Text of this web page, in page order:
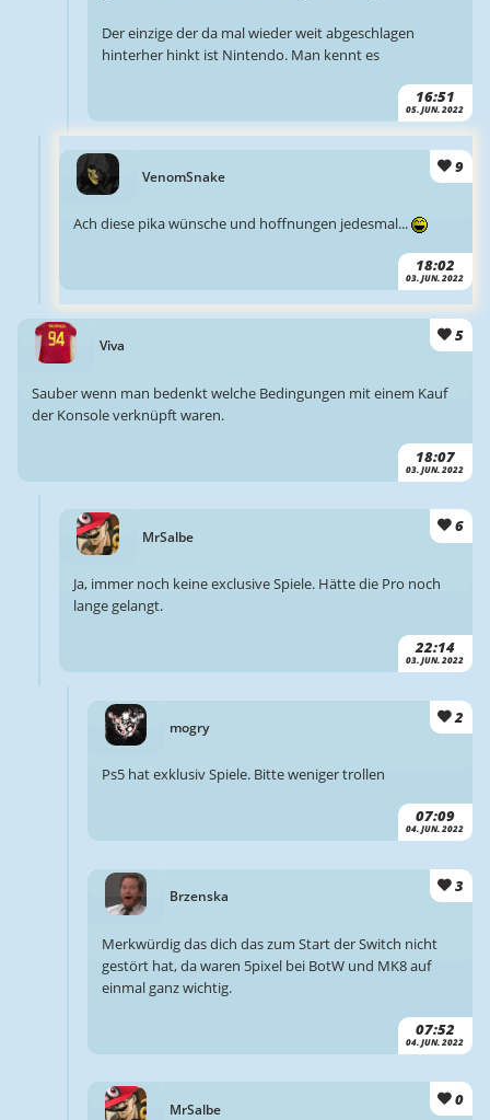
16:51
05. JUN. 2022
Der einzige der da mal wieder weit abgeschlagen
hinterher hinkt ist Nintendo. Man kennt es
VenomSnake
9
18:02
03. JUN. 2022
Ach diese pika wünsche und hoffnungen jedesmal...
Viva
5
18:07
03. JUN. 2022
Sauber wenn man bedenkt welche Bedingungen mit einem Kauf
der Konsole verknüpft waren.
MrSalbe
6
22:14
03. JUN. 2022
Ja, immer noch keine exclusive Spiele. Hätte die Pro noch
lange gelangt.
mogry
2
07:09
04. JUN. 2022
Ps5 hat exklusiv Spiele. Bitte weniger trollen
Brzenska
3
07:52
04. JUN. 2022
Merkwürdig das dich das zum Start der Switch nicht
gestört hat, da waren 5pixel bei BotW und MK8 auf
einmal ganz wichtig.
MrSalbe
0